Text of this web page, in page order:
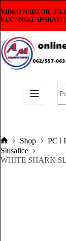
to
content
VIDEO NADZOR |
KUĆANSKI APARATI |
Pocetna
Shop PC i
Slusalice
WHITE SHARK